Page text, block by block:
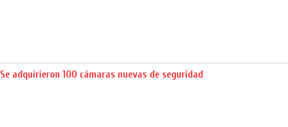
Se adquirieron 100 cámaras nuevas de seguridad